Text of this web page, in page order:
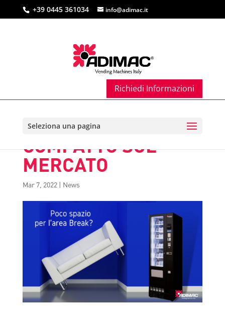
+39 0445 361034 info@adimac.it
Richiedi Informazioni
Seleziona una pagina
AD4 MASTER IL
DISTRIBUTORE PIÙ
COMPATTO SUL
MERCATO
Mar 7, 2022| News